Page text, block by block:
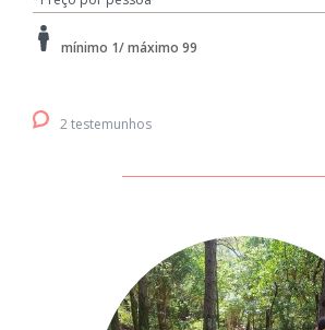
mínimo 1/ máximo 99
2 testemunhos